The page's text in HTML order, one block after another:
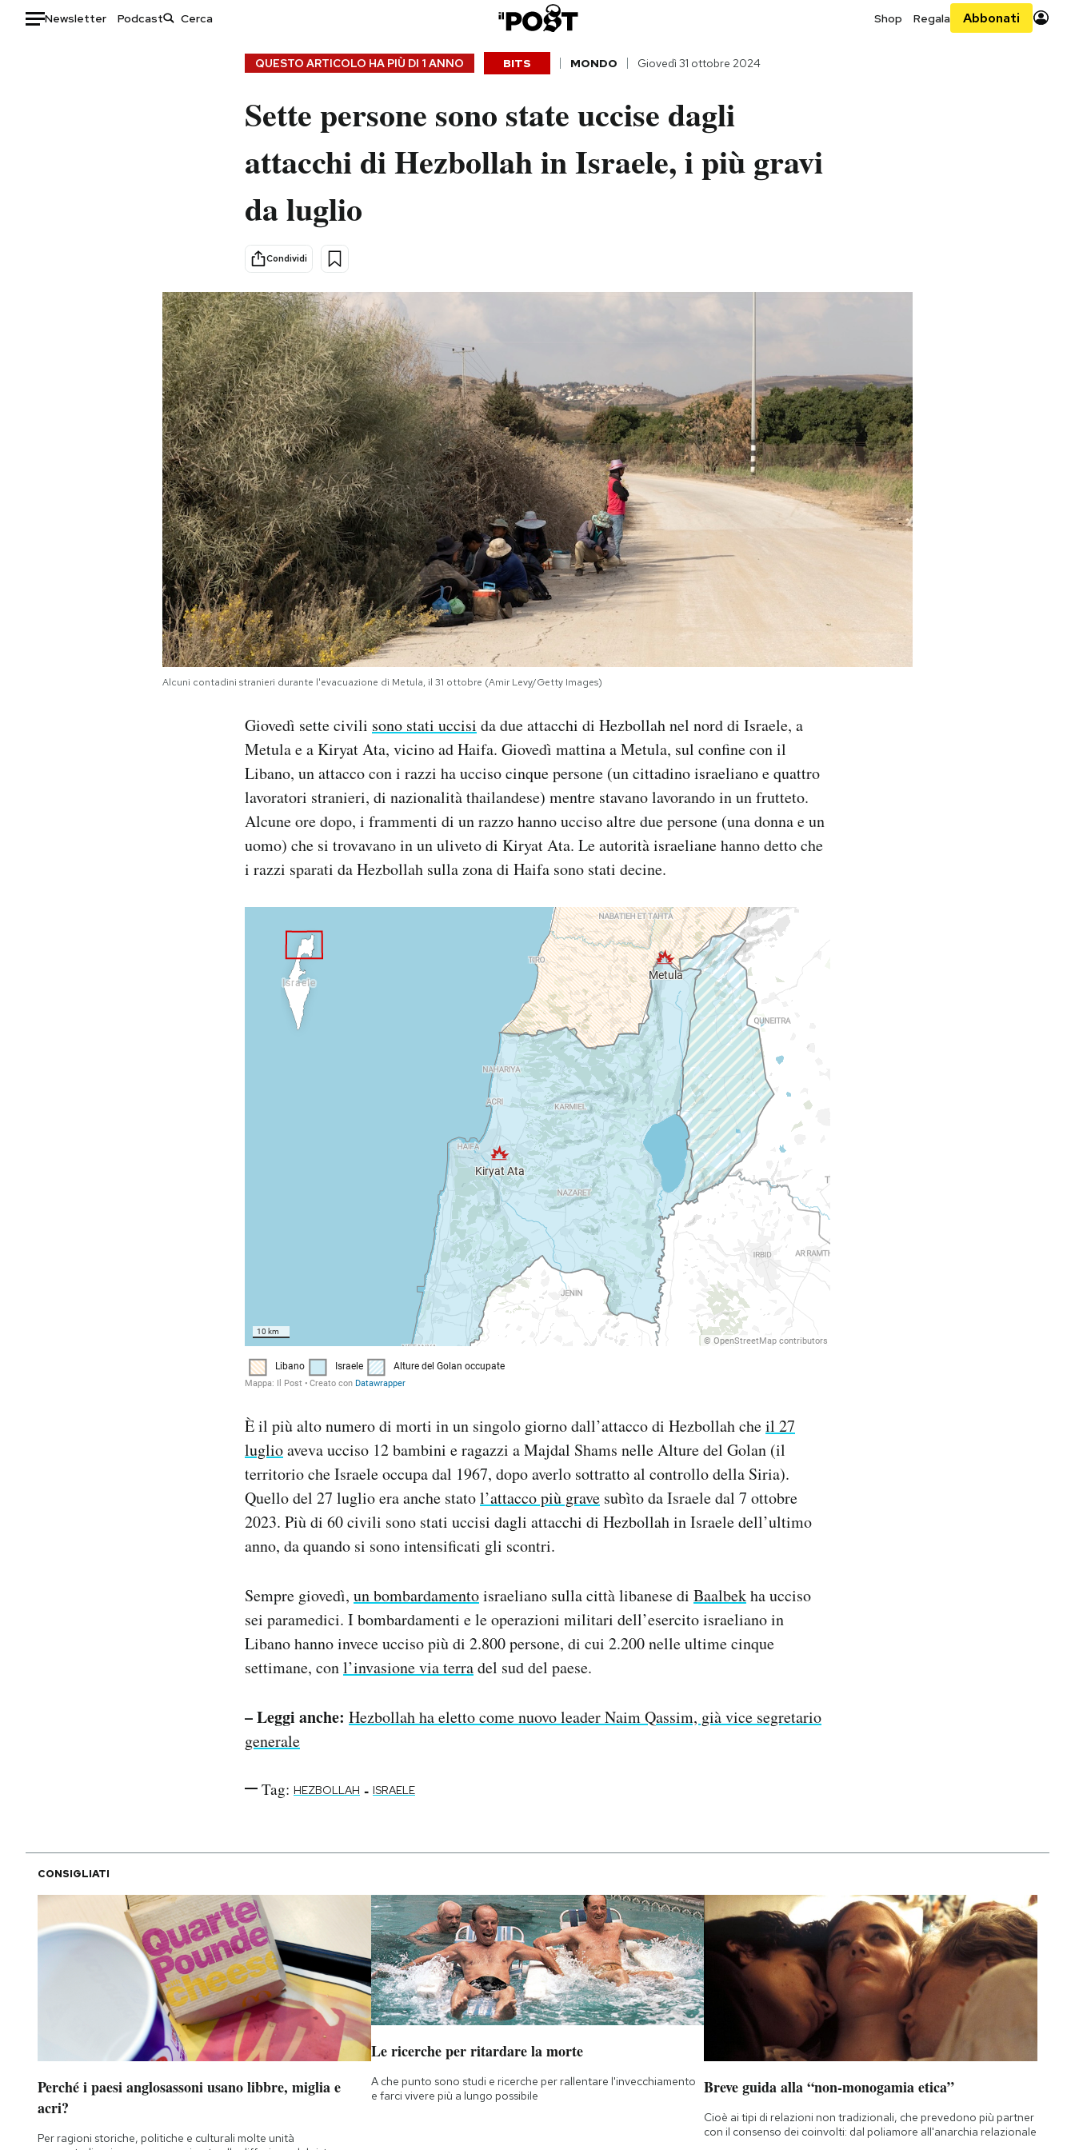
Newsletter Podcast Shop Regala Abbonati
Storie/Idee
Altrecose
Mondiali calcio 2026
AREA PERSONALE
QUESTO ARTICOLO HA PIÙ DI 1 ANNO BITS MONDO Giovedì 31 ottobre 2024
Sette persone sono state uccise dagli
attacchi di Hezbollah in Israele, i più gravi
da luglio
Condividi
Alcuni contadini stranieri durante l'evacuazione di Metula, il 31 ottobre (Amir Levy/Getty Images)
Giovedì sette civili sono stati uccisi da due attacchi di Hezbollah nel nord di Israele, a
Metula e a Kiryat Ata, vicino ad Haifa. Giovedì mattina a Metula, sul confine con il
Libano, un attacco con i razzi ha ucciso cinque persone (un cittadino israeliano e quattro
lavoratori stranieri, di nazionalità thailandese) mentre stavano lavorando in un frutteto.
Alcune ore dopo, i frammenti di un razzo hanno ucciso altre due persone (una donna e un
uomo) che si trovavano in un uliveto di Kiryat Ata. Le autorità israeliane hanno detto che
i razzi sparati da Hezbollah sulla zona di Haifa sono stati decine.
È il più alto numero di morti in un singolo giorno dall’attacco di Hezbollah cheil 27
luglioaveva ucciso 12 bambini e ragazzi a Majdal Shams nelle Alture del Golan (il
territorio che Israele occupa dal 1967, dopo averlo sottratto al controllo della Siria).
Quello del 27 luglio era anche statol’attacco più grave subìto da Israele dal 7 ottobre
2023. Più di 60 civili sono stati uccisi dagli attacchi di Hezbollah in Israele dell’ultimo
anno, da quando si sono intensificati gli scontri.
Sempre giovedì, un bombardamentoisraeliano sulla città libanese di Baalbekha ucciso
sei paramedici. I bombardamenti e le operazioni militari dell’esercito israeliano in
Libano hanno invece ucciso più di 2.800 persone, di cui 2.200 nelle ultime cinque
settimane, conl’invasione via terradel sud del paese.
– Leggi anche: Hezbollah ha eletto come nuovo leader Naim Qassim, già vice segretario
generale
Tag: HEZBOLLAH - ISRAELE
CONSIGLIATI
Perché i paesi anglosassoni usano libbre, miglia e
acri?
Per ragioni storiche, politiche e culturali molte unità
Le ricerche per ritardare la morte
A che punto sono studi e ricerche per rallentare l'invecchiamento
e farci vivere più a lungo possibile
Breve guida alla “non-monogamia etica”
Cioè ai tipi di relazioni non tradizionali, che prevedono più partner
con il consenso dei coinvolti: dal poliamore all'anarchia relazionale